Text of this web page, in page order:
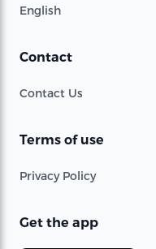
English
Contact
Contact Us
Terms of use
Privacy Policy
Get the app